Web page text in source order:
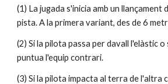
(1) La jugada s'inicia amb un llançament
pista. A la primera variant, des de 6
(2) Si la pilota passa per davall l'elàstic
puntua l'equip contrari.
(3) Si la pilota impacta al terra de l'altra